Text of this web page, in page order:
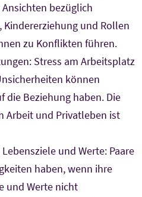
bezüglich
Kindererziehung und Rollen
zu Konflikten führen.
Stress am Arbeitsplatz
können
die Beziehung haben. Die
Arbeit und Privatleben ist
und Werte: Paare
haben, wenn ihre
und Werte nicht